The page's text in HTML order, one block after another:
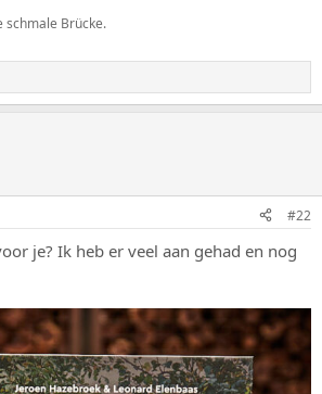
schmale Brücke.
#22
je? Ik heb er veel aan gehad en nog